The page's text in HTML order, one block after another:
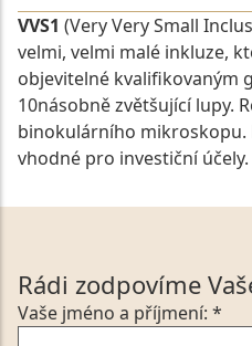
VVS1 (Very Very Small
velmi, velmi malé inkluze,
objevitelné kvalifikovaným
10násobně zvětšující lupy.
binokulárního mikroskopu.
vhodné pro investiční účely.
Rádi zodpovíme
Vaše jméno a příjmení: *